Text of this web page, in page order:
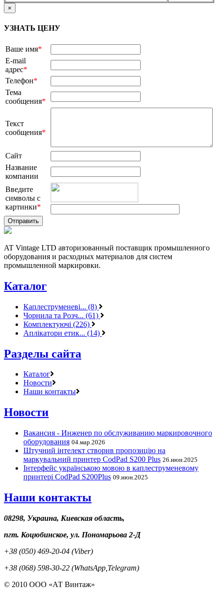
×
УЗНАТЬ ЦЕНУ
Ваше имя*
E-mail
адрес*
Телефон*
Тема
сообщения*
Текст
сообщения*
Сайт
Название
компании
Введите
символы с
картинки*
AT Vintage LTD авторизованный поставщик промышленного
оборудования и расходных материалов для систем
промышленной маркировки.
Каталог
Каплеструменеві... (8)
Чорнила та Розч... (61)
Комплектуючі (226)
Аплікатори етик... (14)
Разделы сайта
Каталог
Новости
Наши контакты
Новости
Вакансия - Инженер по обслуживанию маркировочного
оборудования 04.мар.2026
Штучний інтелект створив пропозицію на
маркувальний принтер CodPad S200 Plus 26.июн.2025
Інтерфейс українською мовою в каплеструменевому
принтері CodPad S200Plus 09.июн.2025
Наши контакты
08298, Украина, Киевская область,
пгт. Коцюбинское, ул. Пономарьова 2-Д
+38 (050) 469-20-04 (Viber)
+38 (068) 598-30-22 (WhatsApp,Telegram)
© 2010 ООО «АТ Винтаж»